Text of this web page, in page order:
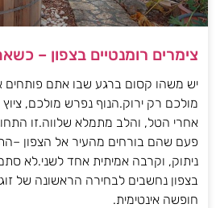
צימרים רומנטיים בצפון –
יש משהו קסום ברגע שבו אתם פותחים
מולכם רק ירוק.הנוף נפרש מולכם,
אחרי הטל, והלב מתמלא שלווה.זו
פעם שהם בורחים מהעיר אל הצפון
ניתוק, וקרבה אמיתית אחד לשני.לא
בצפון נחשבים לבחירה הראשונה של
חופשה אינטימית.